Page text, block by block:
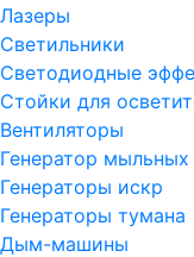
Лазеры
Светильники
Светодиодные
Стойки для
Вентиляторы
Генератор
Генераторы искр
Генераторы тумана
Дым-машины